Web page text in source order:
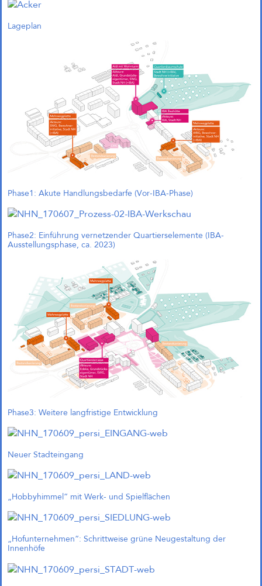
Gemeinsam mit Treibhaus
Landschaftsarchitekten freuen wir
uns, unseren 1. Preis im
Wettbewerb „Zukunftsquartier
Piek 17 – Produktives Stadtquartier
am Grünen Hafenbecken“ in
Bremen nun offiziell bekanngeben
zu können. Der Wettbewerb wurde
bereits Mitte 2024 entschieden
und unsere Arbeitsgemeinschaft
wurde beauftragt, das Projekt im
Rahmen eines städtebaulichen
Entwurfs weiterzuentwickeln.
UdK tuesday. Wettbewerbe
und Strategien: Vortrag an der
Universität der Künste
Am 09.12.2025 um 19:00 Uhr ist
Andreas Krauth mit dem Vortrag
UdK tuesday im Café Kubik an der
Universität der Künste zu Gast. Wir
freuen uns über die Einladung!
McGraw-Gelände Ost,
München (Objektplanung)
Quartier Green Campus
1. Preis in Leverkusen
Auch in Leverkusen erfolgreich!
„Green Campus“ mit Treibhaus
Landschaftsarchitekten zum
Wettbewerb „Gewerbequartier an
der Niederfeldstraße“ in
ausgezeichnet!
↓ Scrollen um ältere Beiträge zu laden
Lageplan
Phase1: Akute Handlungsbedarfe (Vor-IBA-Phase)
Phase2: Einführung vernetzender Quartierselemente (IBA-
Ausstellungsphase, ca. 2023)
Phase3: Weitere langfristige Entwicklung
Neuer Stadteingang
„Hobbyhimmel“ mit Werk- und Spielflächen
„Hofunternehmen“: Schrittweise grüne Neugestaltung der
Innenhöfe